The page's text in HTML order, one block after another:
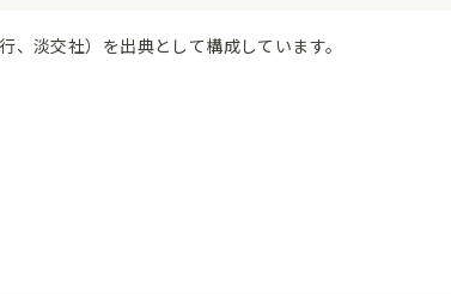
淡交社）を出典として構成しています。